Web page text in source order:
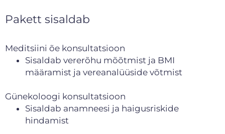
Pakett sisaldab
Meditsiini õe konsultatsioon
Sisaldab vererõhu mõõtmist ja BMI
määramist ja vereanalüüside võtmist
Günekoloogi konsultatsioon
Sisaldab anamneesi ja haigusriskide
hindamist